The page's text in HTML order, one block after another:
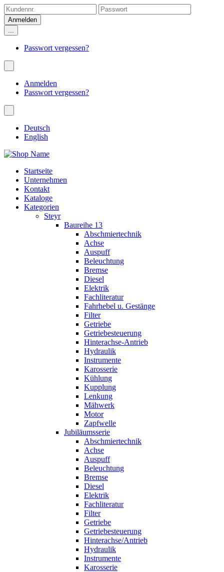
...
Passwort vergessen?
Anmelden
Passwort vergessen?
Deutsch
English
Startseite
Unternehmen
Kontakt
Kataloge
Kategorien
Steyr
Baureihe 13
Abschmiertechnik
Achse
Auspuff
Beleuchtung
Bremse
Diesel
Elektrik
Fachliteratur
Fahrhebel u. Gestänge
Filter
Getriebe
Getriebesteuerung
Hinterachse-Antrieb
Hydraulik
Instrumente
Karosserie
Kühlung
Kupplung
Lenkung
Mähwerk
Motor
Zapfwelle
Jubiläumsserie
Abschmiertechnik
Achse
Auspuff
Beleuchtung
Bremse
Diesel
Elektrik
Fachliteratur
Filter
Getriebe
Getriebesteuerung
Hinterachse/Antrieb
Hydraulik
Instrumente
Karosserie